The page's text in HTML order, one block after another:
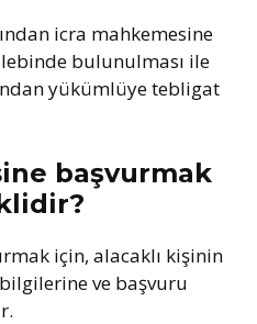
icra mahkemesine
bulunulması ile
yükümlüye tebligat
başvurmak
için, alacaklı kişinin
ve başvuru